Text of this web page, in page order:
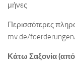
μήνες
Περισσότερες
mv.de/
Κάτω Σαξονία (από